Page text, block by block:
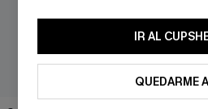
IR AL
QUEDARME